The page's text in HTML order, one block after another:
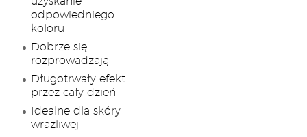
odpowiedniego
koloru
Dobrze się
rozprowadzają
Długotrwały efekt
przez cały dzień
Idealne dla skóry
wrażliwej